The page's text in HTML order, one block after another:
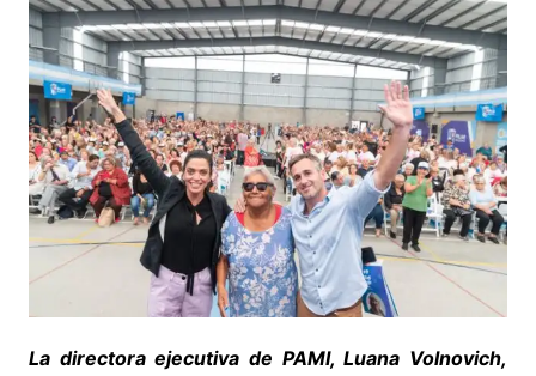
La directora ejecutiva de PAMI, Luana Volnovich,